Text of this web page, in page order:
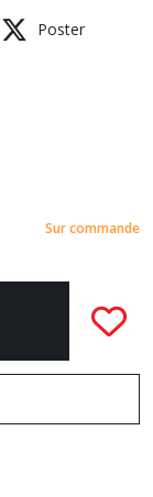
Poster
Sur commande